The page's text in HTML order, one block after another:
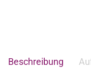
Beschreibung